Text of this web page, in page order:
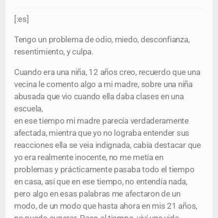
[:es]
Tengo un problema de odio, miedo, desconfianza,
resentimiento, y culpa.
Cuando era una niña, 12 años creo, recuerdo que una
vecina le comento algo a mi madre, sobre una niña
abusada que vio cuando ella daba clases en una
escuela,
en ese tiempo mi madre parecía verdaderamente
afectada, mientra que yo no lograba entender sus
reacciones ella se veia indignada, cabía destacar que
yo era realmente inocente, no me metía en
problemas y prácticamente pasaba todo el tiempo
en casa, así que en ese tiempo, no entendía nada,
pero algo en esas palabras me afectaron de un
modo, de un modo que hasta ahora en mis 21 años,